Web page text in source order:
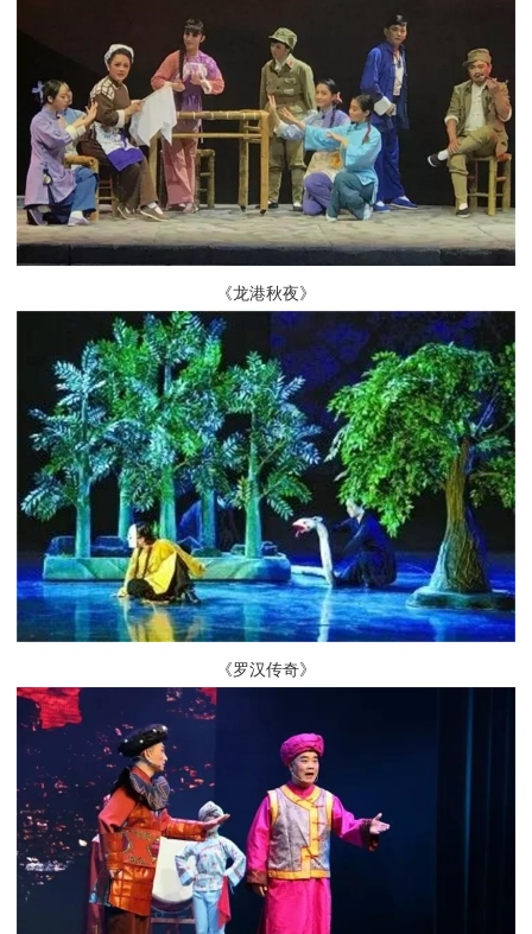
《龙港秋夜》
《罗汉传奇》